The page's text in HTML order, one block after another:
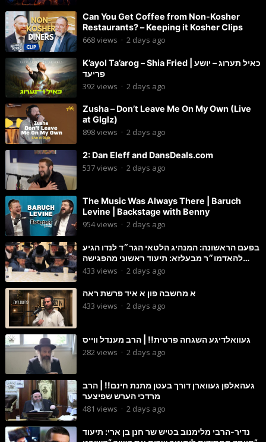
Can You Get Coffee from Non-Kosher
Restaurants? – Keeping it Kosher Clips
668views · 2 days ago
K’ayol Ta’arog – Shia Fried | כאיל תערוג – יושע
פריעד
392views · 2 days ago
Zusha – Don’t Leave Me On My Own (Live
at Glglz)
898views · 2 days ago
2: Dan Eleff and DansDeals.com
537views · 2 days ago
The Music Was Always There | Baruch
Levine | Backstage with Benny
954views · 2 days ago
בפעם הראשונה: המנהיג הלטאי הגר״ד לנדו הגיע
להאדמו״ר מבעלזא: תיעוד ראשוני מהפגישה
הנדירה
433 views · 2 days ago
א מחשבה פון א איד פרשת ראה
433 views · 2 days ago
געוואלדיגע השגחה פרטית!! | הרב מענדל ווייס
282views · 2 days ago
געהאלפן געווארן דורך בעטן מתנת חינם!! | הרב
מרדכי הערש שפיצער
481 views · 2 days ago
נדיר-הרבי מלימנוב בטיש שר חנן בן ארי: תיעוד